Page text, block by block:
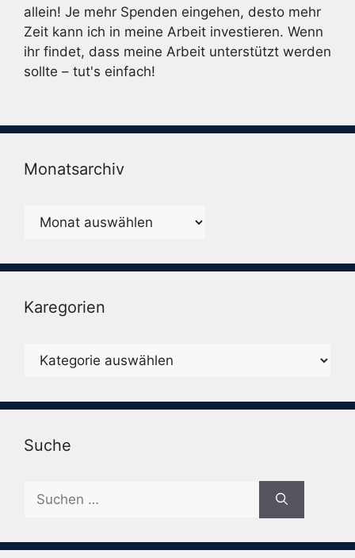
allein! Je mehr Spenden eingehen, desto mehr
Zeit kann ich in meine Arbeit investieren. Wenn
ihr findet, dass meine Arbeit unterstützt werden
sollte – tut's einfach!
Monatsarchiv
Monatsarchiv
Karegorien
Karegorien
Suche
Suche
nach: